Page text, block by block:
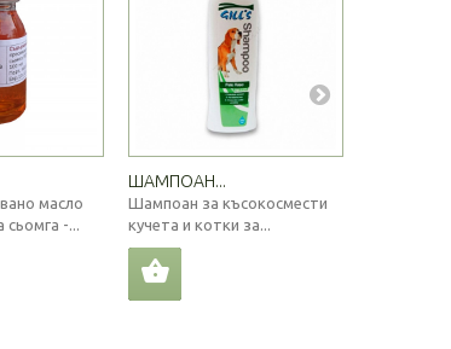
масло
-...
ШАМПОАН...
Шампоан за късокосмести
кучета и котки за...